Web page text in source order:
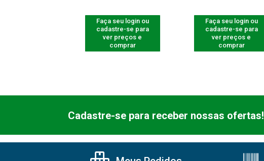
Faça seu login ou
cadastre-se para
ver preços e
comprar
Faça seu login ou
cadastre-se para
ver preços e
comprar
Cadastre-se para receber nossas ofertas!